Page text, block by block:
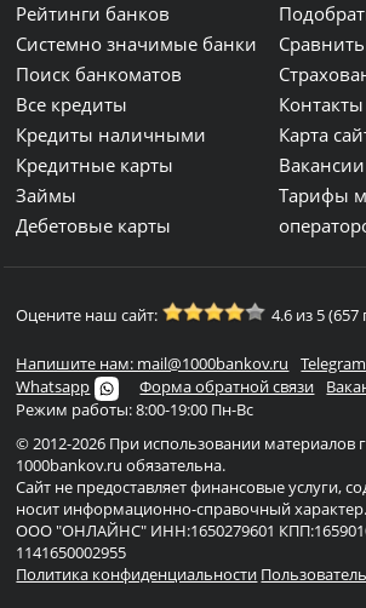
Рейтинги банков
Системно значимые банки
Поиск банкоматов
Все кредиты
Кредиты наличными
Кредитные карты
Займы
Дебетовые карты
Контакты
Карта
Тарифы
Оцените наш сайт: 4.6 из 5 (657
Напишите нам: mail@1000bankov.ru
Telegram
Whatsapp
Форма обратной связи
Режим работы: 8:00-19:00 Пн-Вс
© 2012-2026 При использовании материалов
1000bankov.ru обязательна.
Сайт не предоставляет финансовые услуги,
носит информационно-справочный
ООО "ОНЛАЙНС" ИНН:1650279601
1141650002955
Политика конфиденциальности